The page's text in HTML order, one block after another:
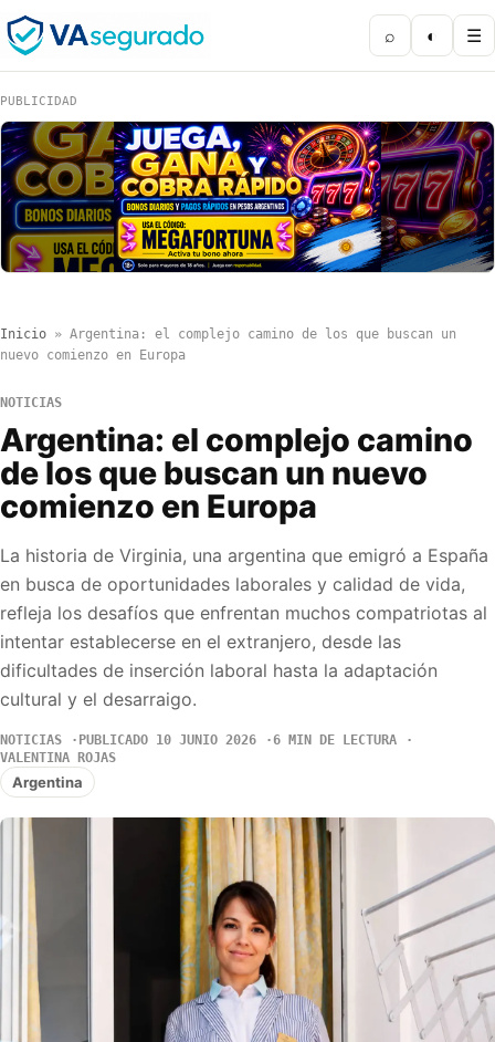
⌕ ◐ ☰
PUBLICIDAD
Inicio » Argentina: el complejo camino de los que buscan un
nuevo comienzo en Europa
NOTICIAS
Argentina: el complejo camino
de los que buscan un nuevo
comienzo en Europa
La historia de Virginia, una argentina que emigró a España
en busca de oportunidades laborales y calidad de vida,
refleja los desafíos que enfrentan muchos compatriotas al
intentar establecerse en el extranjero, desde las
dificultades de inserción laboral hasta la adaptación
cultural y el desarraigo.
NOTICIAS PUBLICADO 10 JUNIO 2026
6 MIN DE LECTURA
VALENTINA ROJAS
Argentina